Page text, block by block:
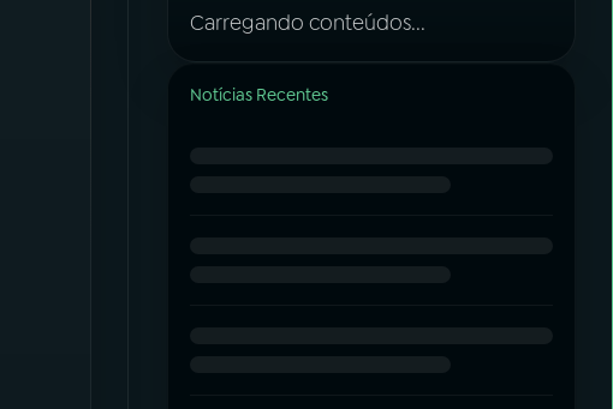
Carregando conteúdos...
Notícias Recentes